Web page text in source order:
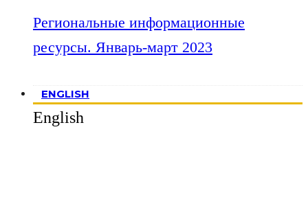
Региональные информационные
ресурсы. Январь-март 2023
ENGLISH
English